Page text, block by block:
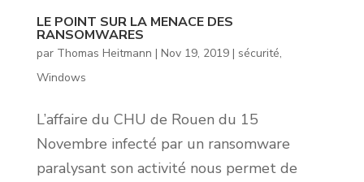
LE POINT SUR LA MENACE DES
RANSOMWARES
par Thomas Heitmann | Nov 19, 2019| sécurité,
Windows
L’affaire du CHU de Rouen du 15
Novembre infecté par un ransomware
paralysant son activité nous permet de